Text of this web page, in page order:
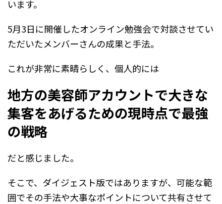
います。
5月3日に開催したオンライン勉強会で対談させてい
ただいたメンバーさんの成果と手法。
これが非常に素晴らしく、個人的には
地方の美容師アカウントで大きな
集客をあげるための現時点で最強
の戦略
だと感じました。
そこで、ダイジェスト版ではありますが、可能な範
囲でその手法や大事なポイントについて共有させて